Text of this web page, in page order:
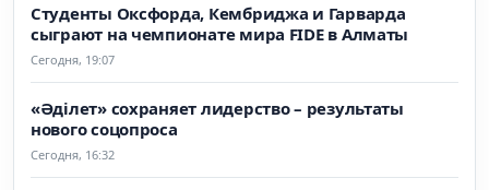
Студенты Оксфорда, Кембриджа и Гарварда
сыграют на чемпионате мира FIDE в Алматы
Сегодня, 19:07
«Әділет» сохраняет лидерство – результаты
нового соцопроса
Сегодня, 16:32